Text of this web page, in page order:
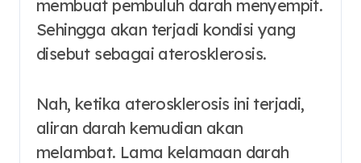
membuat pembuluh darah menyempit.
Sehingga akan terjadi kondisi yang
disebut sebagai aterosklerosis.
Nah, ketika aterosklerosis ini terjadi,
aliran darah kemudian akan
melambat. Lama kelamaan darah